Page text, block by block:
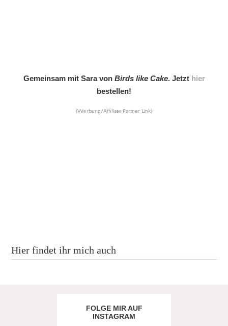
Gemeinsam mit Sara von Birds like Cake. Jetzt hier
bestellen!
(Werbung/Affiliate Partner Link)
Hier findet ihr mich auch
FOLGE MIR AUF
INSTAGRAM